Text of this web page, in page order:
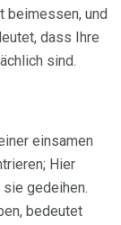
beimessen, und
dass Ihre
sind.
einsamen
Hier
gedeihen.
bedeutet